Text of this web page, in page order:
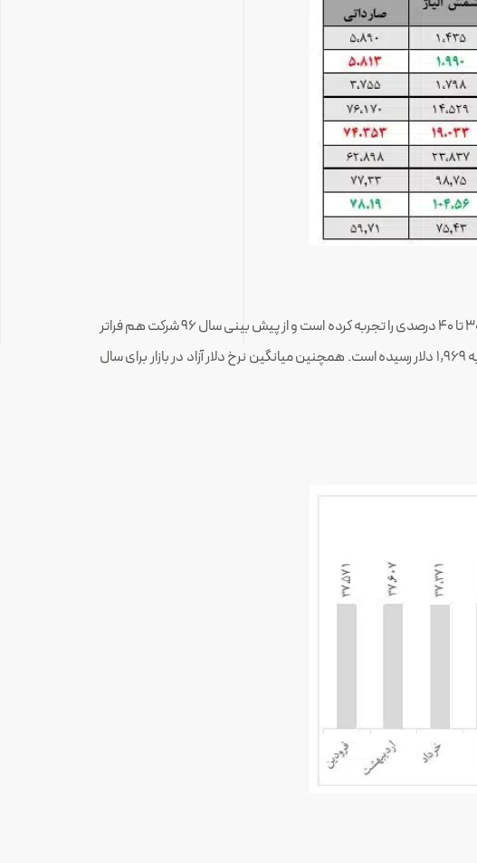
نسبت به سال ۹۵ افزایش بین ۳۰ تا ۴۰ درصدی را تجربه کرده است و از پیش بینی سال ۹۶ شرکت هم فراتر
بوده است.میانگین قیمت جهانی آلومینیوم در سال ۲۰۱۶ میلادی ۱,۶۰۵ دلار به ازای هر تن بود که برای سال ۲۰۱۷ این مبلغ به ۱,۹۶۹ دلار رسیده است. همچنین میانگین نرخ دلار آزاد در بازار برای سال